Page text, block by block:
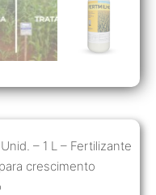
– 1 L – Fertilizante
crescimento